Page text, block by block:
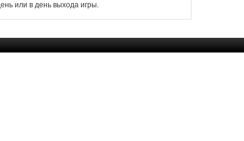
или в день выхода игры.